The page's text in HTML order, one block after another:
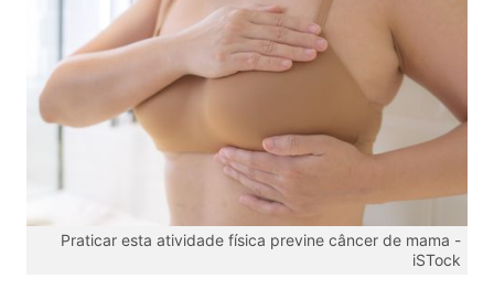
Praticar esta atividade física previne câncer de mama -
iSTock